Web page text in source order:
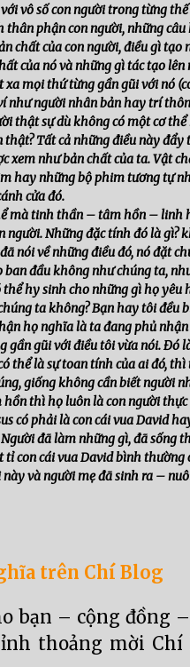
vô số con người trong từng
phận con người, những
chất của con người, điều gì tạo
của nó và những gì tác tạo
mọi thứ từng gần gũi với nó
như người nhân bản hay trí
thật sự dù không có một cơ
Tất cả những điều này
xem như bản chất của ta. Vật
hay những bộ phim tương tự
cửa đó.
mà tinh thần – tâm hồn – linh
người. Những đặc tính đó là gì?
nói về những điều đó, nó đặt
đầu không như chúng ta,
hy sinh cho những gì họ yêu
ta không? Bạn hay tôi đều
họ nghĩa là ta đang phủ
gần gũi với điều tôi vừa nói. Đó
thể là sự toan tính của ai đó,
giống không cần biết người
hồn thì họ luôn là con người
có phải là con cái vua David
đã làm những gì, đã sống
con cái vua David bình
và người mẹ đã sinh ra –
trên Chí Blog
bạn – cộng đồng
thoảng mời Chí